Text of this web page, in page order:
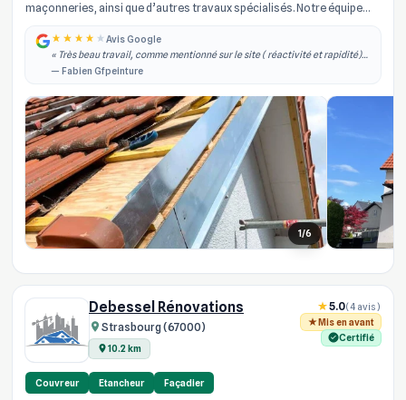
maçonneries, ainsi que d’autres travaux spécialisés. Notre équipe
Avis Google
« Très beau travail, comme mentionné sur le site ( réactivité et rapidité)
effectivement je les ai contacté dans la semaine qui à suivi j'ai obtenu un
— Fabien Gfpeinture
1/6
Debessel Rénovations
Strasbourg (67000)
10.2 km
5.0(4 avis)
Mis en avant
Certifié
Couvreur Etancheur Façadier